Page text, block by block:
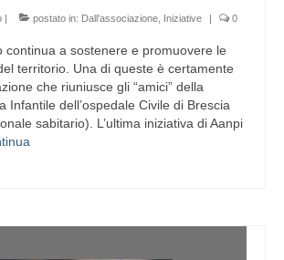
| postato in: Dall'associazione Iniziative | 0
continua a sostenere e promuovere le
territorio. Una di queste è certamente
che riuniusce gli “amici” della
Infantile dell’ospedale Civile di Brescia
sabitario). L’ultima iniziativa di Aanpi